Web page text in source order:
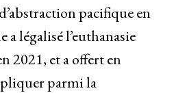
pacifique en
a légalisé l’euthanasie
2021, et a offert en
parmi la